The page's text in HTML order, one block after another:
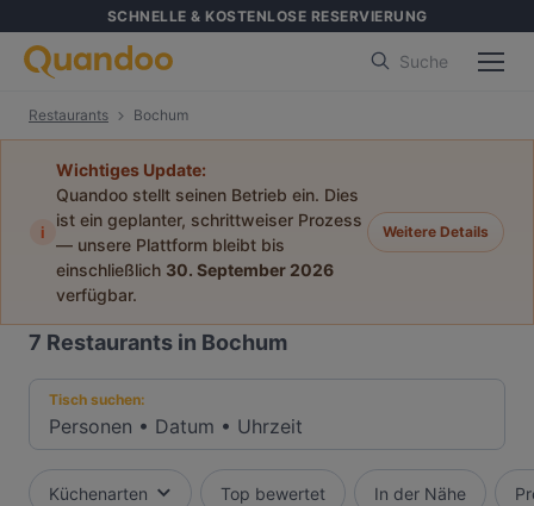
SCHNELLE & KOSTENLOSE RESERVIERUNG
Suche
Restaurants Bochum
i
Wichtiges Update:
Quandoo stellt seinen Betrieb ein. Dies
ist ein geplanter, schrittweiser Prozess
— unsere Plattform bleibt bis
einschließlich 30. September 2026
verfügbar.
Weitere Details
7 Restaurants in Bochum
Tisch suchen:
Personen • Datum • Uhrzeit
Küchenarten Top bewertet In der Nähe